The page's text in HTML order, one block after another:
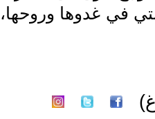
في غدوها وروحها،